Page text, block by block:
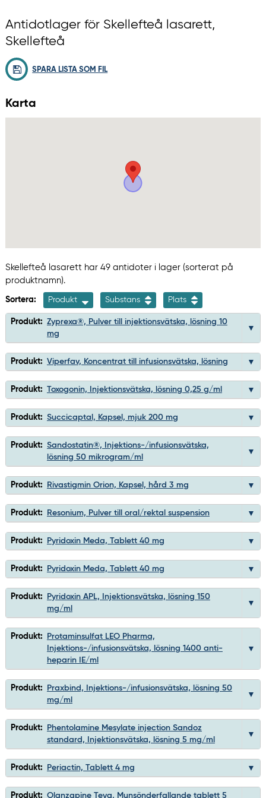
Antidotlager för Skellefteå lasarett,
Skellefteå
SPARA LISTA SOM FIL
Karta
Skellefteå lasarett har 49 antidoter i lager (sorterat på
produktnamn).
Sortera: Produkt Substans Plats
Produkt: Zyprexa®, Pulver till injektionsvätska, lösning 10
mg
Produkt: Viperfav, Koncentrat till infusionsvätska, lösning
Produkt: Toxogonin, Injektionsvätska, lösning 0,25 g/ml
Produkt: Succicaptal, Kapsel, mjuk 200 mg
Produkt: Sandostatin®, Injektions-/infusionsvätska,
lösning 50 mikrogram/ml
Produkt: Rivastigmin Orion, Kapsel, hård 3 mg
Produkt: Resonium, Pulver till oral/rektal suspension
Produkt: Pyridoxin Meda, Tablett 40 mg
Produkt: Pyridoxin Meda, Tablett 40 mg
Produkt:
Pyridoxin APL, Injektionsvätska, lösning 150
mg/ml
Produkt:
Protaminsulfat LEO Pharma,
Injektions-/infusionsvätska, lösning 1400 anti-
heparin IE/ml
Produkt:
Praxbind, Injektions-/infusionsvätska, lösning 50
mg/ml
Produkt:
Phentolamine Mesylate injection Sandoz
standard, Injektionsvätska, lösning 5 mg/ml
Produkt: Periactin, Tablett 4 mg
Produkt: Olanzapine Teva, Munsönderfallande tablett 5